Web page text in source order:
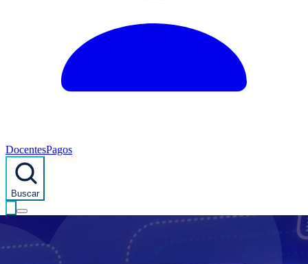
DocentesPagos
Buscar